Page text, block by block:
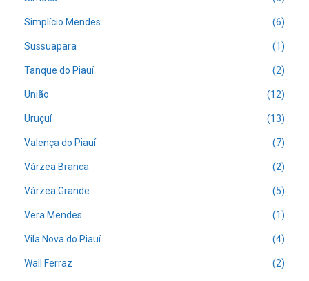
Simplício Mendes (6)
Sussuapara (1)
Tanque do Piauí (2)
União (12)
Uruçuí (13)
Valença do Piauí (7)
Várzea Branca (2)
Várzea Grande (5)
Vera Mendes (1)
Vila Nova do Piauí (4)
Wall Ferraz (2)